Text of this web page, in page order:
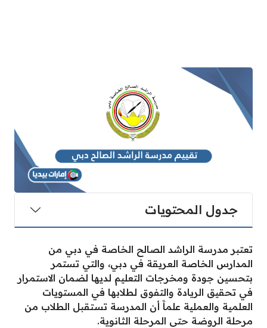
جدول المحتويات
تعتبر مدرسة الراشد الصالح الخاصة في دبي من
المدارس الخاصة العريقة في دبي، والتي تستمر
بتحسين جودة ومخرجات التعليم لديها لضمان الاستمرار
في تحقيق الريادة والتفوق لطلابها في المستويات
العلمية والعملية علماََ أن المدرسة تستقبل الطلاب من
مرحلة الروضة حتى المرحلة الثانوية.